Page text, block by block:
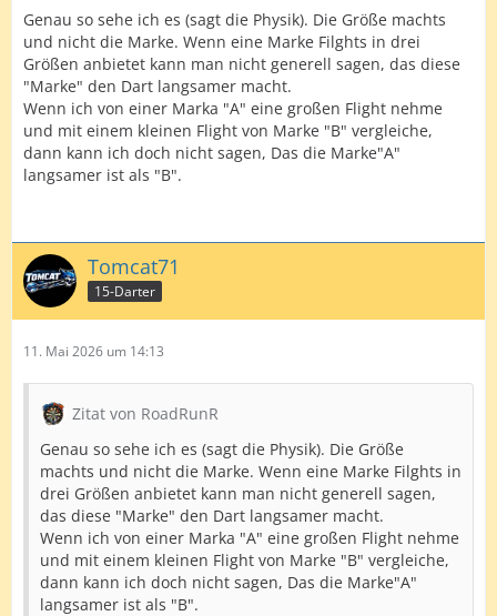
Genau so sehe ich es (sagt die Physik). Die Größe machts
und nicht die Marke. Wenn eine Marke Filghts in drei
Größen anbietet kann man nicht generell sagen, das diese
"Marke" den Dart langsamer macht.
Wenn ich von einer Marka "A" eine großen Flight nehme
und mit einem kleinen Flight von Marke "B" vergleiche,
dann kann ich doch nicht sagen, Das die Marke"A"
langsamer ist als "B".
Tomcat71
15-Darter
11. Mai 2026 um 14:13
Zitat von RoadRunR
Genau so sehe ich es (sagt die Physik). Die Größe
machts und nicht die Marke. Wenn eine Marke Filghts in
drei Größen anbietet kann man nicht generell sagen,
das diese "Marke" den Dart langsamer macht.
Wenn ich von einer Marka "A" eine großen Flight nehme
und mit einem kleinen Flight von Marke "B" vergleiche,
dann kann ich doch nicht sagen, Das die Marke"A"
langsamer ist als "B".